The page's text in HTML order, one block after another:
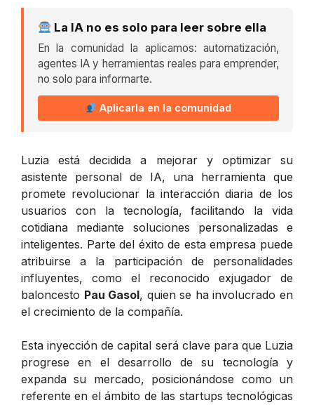
La IA no es solo para leer sobre ella
En la comunidad la aplicamos: automatización,
agentes IA y herramientas reales para emprender,
no solo para informarte.
Aplicarla en la comunidad
Luzia está decidida a mejorar y optimizar su
asistente personal de IA, una herramienta que
promete revolucionar la interacción diaria de los
usuarios con la tecnología, facilitando la vida
cotidiana mediante soluciones personalizadas e
inteligentes. Parte del éxito de esta empresa puede
atribuirse a la participación de personalidades
influyentes, como el reconocido exjugador de
baloncesto Pau Gasol, quien se ha involucrado en
el crecimiento de la compañía.
Esta inyección de capital será clave para que Luzia
progrese en el desarrollo de su tecnología y
expanda su mercado, posicionándose como un
referente en el ámbito de las startups tecnológicas